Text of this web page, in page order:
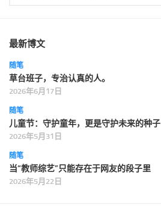
最新博文
随笔
草台班子，专治认真的人。
2026年6月17日
随笔
儿童节：守护童年，更是守护未来的种子
2026年5月31日
随笔
当“教师综艺”只能存在于网友的段子里
2026年5月22日